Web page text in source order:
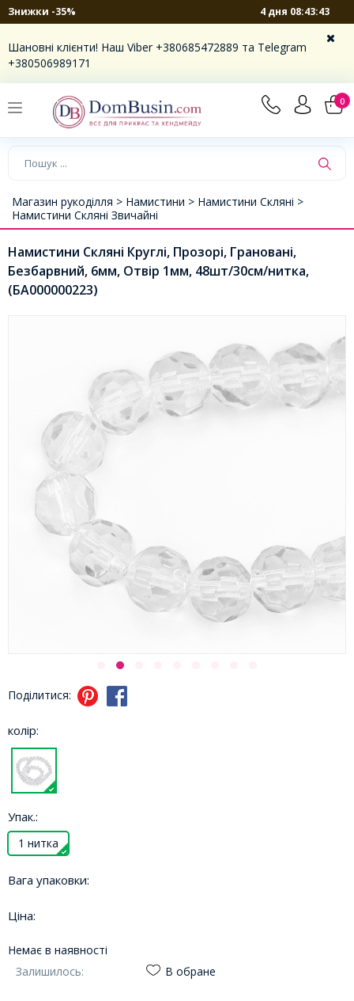
Знижки -35% 4 дня 08:43:43
Шановні клієнти! Наш Viber +380685472889 та Telegram
+380506989171
0
Магазин рукоділля > Намистини > Намистини Скляні >
Намистини Скляні Звичайні
Намистини Скляні Круглі, Прозорі, Грановані,
Безбарвний, 6мм, Отвір 1мм, 48шт/30см/нитка,
(БА000000223)
Поділитися:
колір:
Упак.:
1 нитка
Вага упаковки:
Ціна:
Немає в наявності
Залишилось:
В обране